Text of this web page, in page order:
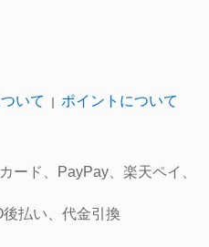
いて ポイントについて
ード、PayPay、楽天ペイ、
払い、代金引換